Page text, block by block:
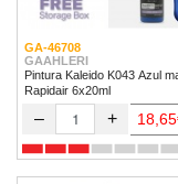
GA-46708
GAAHLERI
Pintura Kaleido K043 Azul
Rapidair 6x20ml
– +